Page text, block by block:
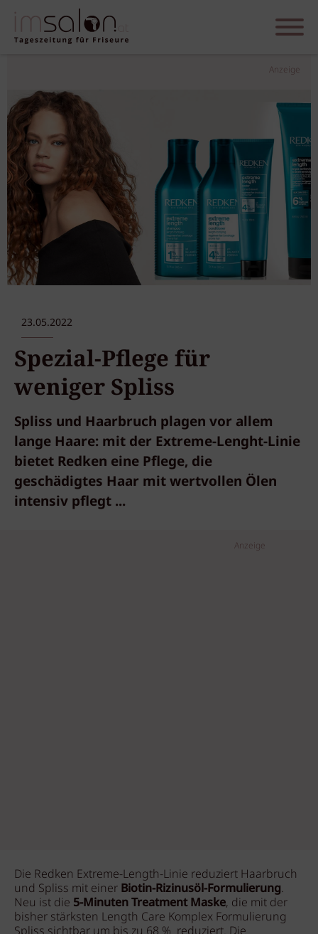
Anzeige
23.05.2022
Spezial-Pflege für
weniger Spliss
Spliss und Haarbruch plagen vor allem
lange Haare: mit der Extreme-Lenght-Linie
bietet Redken eine Pflege, die
geschädigtes Haar mit wertvollen Ölen
intensiv pflegt ...
Anzeige
Die Redken Extreme-Length-Linie reduziert Haarbruch
und Spliss mit einer Biotin-Rizinusöl-Formulierung.
Neu ist die 5-Minuten Treatment Maske, die mit der
bisher stärksten Length Care Komplex Formulierung